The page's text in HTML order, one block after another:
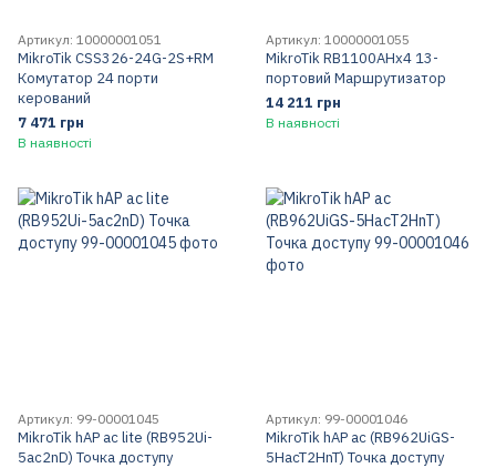
Артикул: 10000001051
MikroTik CSS326-24G-2S+RM
Комутатор 24 порти
керований
7 471 грн
В наявності
Артикул: 10000001055
MikroTik RB1100AHx4 13-
портовий Маршрутизатор
14 211 грн
В наявності
Артикул: 99-00001045
MikroTik hAP ac lite (RB952Ui-
5ac2nD) Точка доступу
Артикул: 99-00001046
MikroTik hAP ac (RB962UiGS-
5HacT2HnT) Точка доступу